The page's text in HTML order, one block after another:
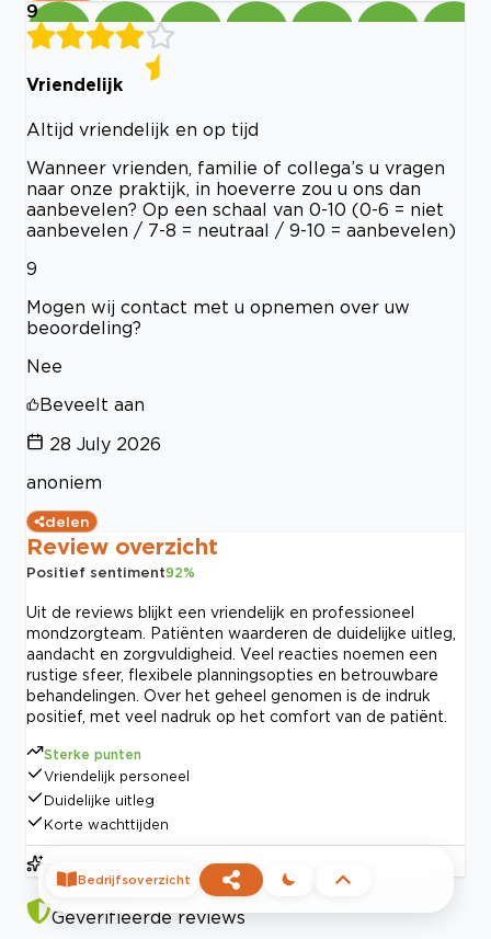
9
Vriendelijk
Altijd vriendelijk en op tijd
Wanneer vrienden, familie of collega’s u vragen
naar onze praktijk, in hoeverre zou u ons dan
aanbevelen? Op een schaal van 0-10 (0-6 = niet
aanbevelen / 7-8 = neutraal / 9-10 = aanbevelen)
9
Mogen wij contact met u opnemen over uw
beoordeling?
Nee
Beveelt aan
28 July 2026
anoniem
delen
Review overzicht
Positief sentiment92%
Uit de reviews blijkt een vriendelijk en professioneel
mondzorgteam. Patiënten waarderen de duidelijke uitleg,
aandacht en zorgvuldigheid. Veel reacties noemen een
rustige sfeer, flexibele planningsopties en betrouwbare
behandelingen. Over het geheel genomen is de indruk
positief, met veel nadruk op het comfort van de patiënt.
Sterke punten
Vriendelijk personeel
Duidelijke uitleg
Korte wachttijden
reviews
Geverifieerde reviews
Bedrijfsoverzicht